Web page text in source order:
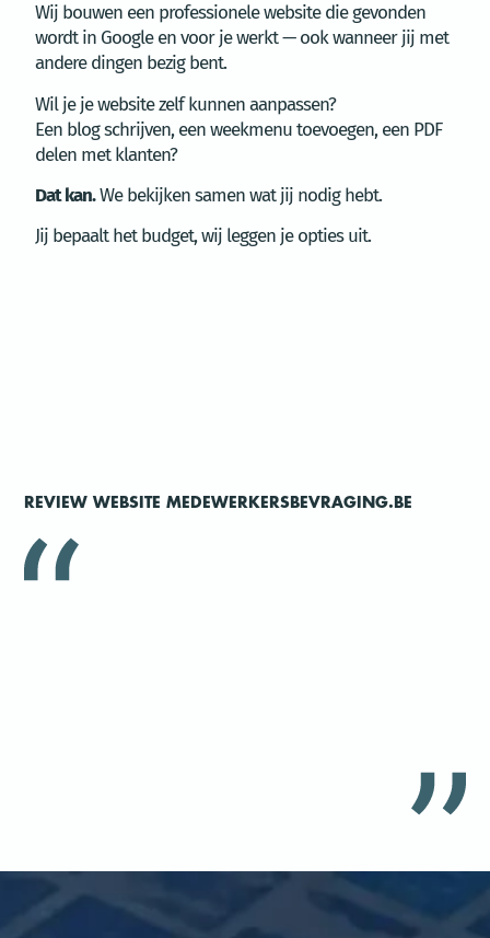
Wij bouwen een professionele website die gevonden
wordt in Google en voor je werkt — ook wanneer jij met
andere dingen bezig bent.
Wil je je website zelf kunnen aanpassen?
Een blog schrijven, een weekmenu toevoegen, een PDF
delen met klanten?
Dat kan.We bekijken samen wat jij nodig hebt.
Jij bepaalt het budget, wij leggen je opties uit.
REVIEW WEBSITE MEDEWERKERSBEVRAGING.BE